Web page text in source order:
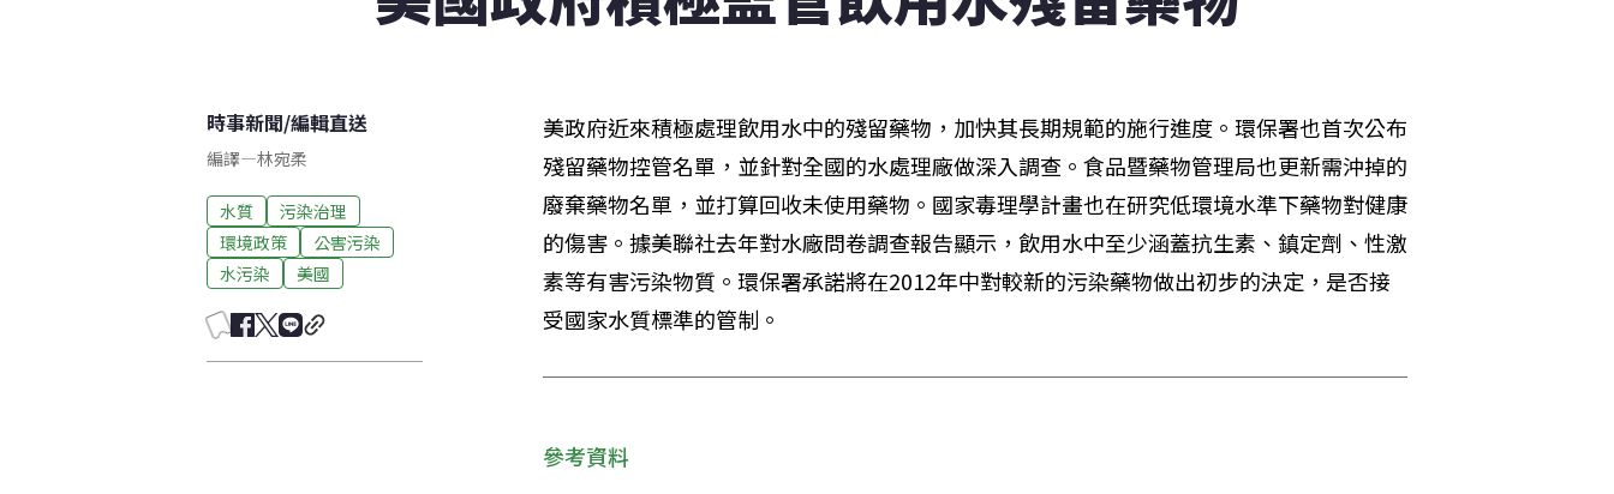
時事新聞/編輯直送
編譯—林宛柔
水質
污染治理
環境政策
公害污染
水污染
美國
美政府近來積極處理飲用水中的殘留藥物，加快其長期規範的施行進度。環保署也首次公布
殘留藥物控管名單，並針對全國的水處理廠做深入調查。食品暨藥物管理局也更新需沖掉的
廢棄藥物名單，並打算回收未使用藥物。國家毒理學計畫也在研究低環境水準下藥物對健康
的傷害。據美聯社去年對水廠問卷調查報告顯示，飲用水中至少涵蓋抗生素、鎮定劑、性激
素等有害污染物質。環保署承諾將在2012年中對較新的污染藥物做出初步的決定，是否接
受國家水質標準的管制。
參考資料